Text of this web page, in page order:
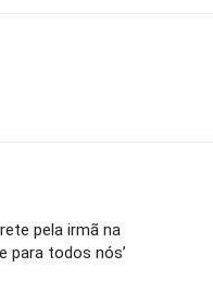
pela irmã na
para todos nós’